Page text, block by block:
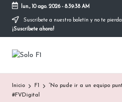
Saltar
lun., 10 ago. 2026- 8:39:39 AM
Suscríbete a nuestro boletín y no te
¡Suscríbete ahora!
S
o
l
Para
la
F1
Inicio F1
“No pude ir a un equipo
#FVDigital